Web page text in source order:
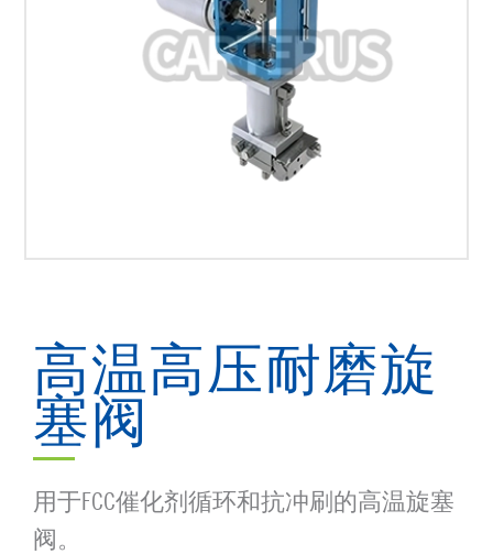
高温高压耐磨旋
塞阀
用于FCC催化剂循环和抗冲刷的高温旋塞
阀。